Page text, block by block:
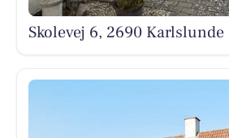
Skolevej 6, 2690 Karlslunde